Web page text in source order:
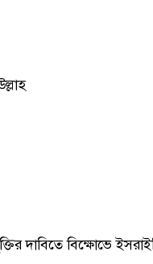
দাবিতে বিক্ষোভে